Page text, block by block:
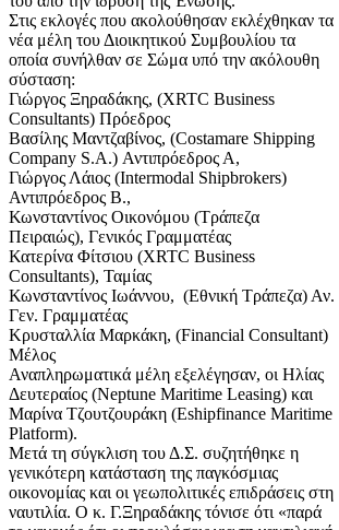
Στις εκλογές που ακολούθησαν εκλέχθηκαν τα
νέα μέλη του Διοικητικού Συμβουλίου τα
οποία συνήλθαν σε Σώμα υπό την ακόλουθη
σύσταση:
Γιώργος Ξηραδάκης, (XRTC Business
Consultants) Πρόεδρος
Βασίλης Μαντζαβίνος, (Costamare Shipping
Company S.A.) Αντιπρόεδρος Α,
Γιώργος Λάιος (Intermodal Shipbrokers)
Αντιπρόεδρος Β.,
Κωνσταντίνος Οικονόμου (Τράπεζα
Πειραιώς), Γενικός Γραμματέας
Κατερίνα Φίτσιου (XRTC Business
Consultants), Ταμίας
Κωνσταντίνος Ιωάννου, (Εθνική Τράπεζα) Αν.
Γεν. Γραμματέας
Κρυσταλλία Μαρκάκη, (Financial Consultant)
Μέλος
Αναπληρωματικά μέλη εξελέγησαν, οι Ηλίας
Δευτεραίος (Neptune Maritime Leasing) και
Μαρίνα Τζουτζουράκη (Eshipfinance Maritime
Platform).
Μετά τη σύγκλιση του Δ.Σ. συζητήθηκε η
γενικότερη κατάσταση της παγκόσμιας
οικονομίας και οι γεωπολιτικές επιδράσεις στη
ναυτιλία. Ο κ. Γ.Ξηραδάκης τόνισε ότι «παρά